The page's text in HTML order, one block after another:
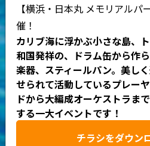
【横浜・日本丸 メモリアルパ
催！
カリブ海に浮かぶ小さな島、
和国発祥の、ドラム缶から作
楽器、スティールパン。美し
せられて活動しているプレー
ドから大編成オーケストラま
する一大イベントです！
チラシをダウン